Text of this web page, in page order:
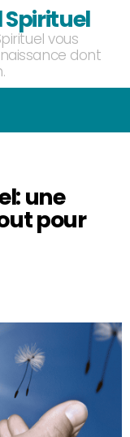
Spirituel
vous
dont
une
pour